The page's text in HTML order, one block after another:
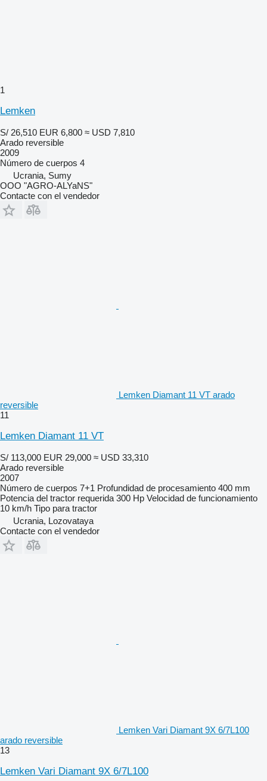
1
Lemken
S/ 26,510 EUR 6,800 ≈ USD 7,810
Arado reversible
2009
Número de cuerpos 4
Ucrania, Sumy
OOO "AGRO-ALYaNS"
Contacte con el vendedor
Lemken Diamant 11 VT arado
reversible
11
Lemken Diamant 11 VT
S/ 113,000 EUR 29,000 ≈ USD 33,310
Arado reversible
2007
Número de cuerpos 7+1 Profundidad de procesamiento 400 mm
Potencia del tractor requerida 300 Hp Velocidad de funcionamiento
10 km/h Tipo para tractor
Ucrania, Lozovataya
Contacte con el vendedor
Lemken Vari Diamant 9X 6/7L100
arado reversible
13
Lemken Vari Diamant 9X 6/7L100